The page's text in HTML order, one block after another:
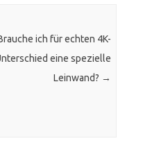
ich für echten 4K-
eine spezielle
Leinwand? →